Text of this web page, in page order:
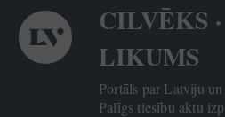
CILVĒKS
LIKUMS
Portāls par Latviju
Palīgs tiesību aktu